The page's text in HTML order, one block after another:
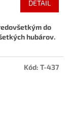
DETAIL
do
hubárov.
Kód: T-437